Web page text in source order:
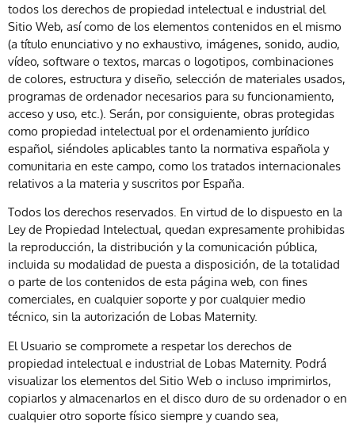
todos los derechos de propiedad intelectual e industrial del
Sitio Web, así como de los elementos contenidos en el mismo
(a título enunciativo y no exhaustivo, imágenes, sonido, audio,
vídeo, software o textos, marcas o logotipos, combinaciones
de colores, estructura y diseño, selección de materiales usados,
programas de ordenador necesarios para su funcionamiento,
acceso y uso, etc.). Serán, por consiguiente, obras protegidas
como propiedad intelectual por el ordenamiento jurídico
español, siéndoles aplicables tanto la normativa española y
comunitaria en este campo, como los tratados internacionales
relativos a la materia y suscritos por España.
Todos los derechos reservados. En virtud de lo dispuesto en la
Ley de Propiedad Intelectual, quedan expresamente prohibidas
la reproducción, la distribución y la comunicación pública,
incluida su modalidad de puesta a disposición, de la totalidad
o parte de los contenidos de esta página web, con fines
comerciales, en cualquier soporte y por cualquier medio
técnico, sin la autorización de Lobas Maternity.
El Usuario se compromete a respetar los derechos de
propiedad intelectual e industrial de Lobas Maternity. Podrá
visualizar los elementos del Sitio Web o incluso imprimirlos,
copiarlos y almacenarlos en el disco duro de su ordenador o en
cualquier otro soporte físico siempre y cuando sea,